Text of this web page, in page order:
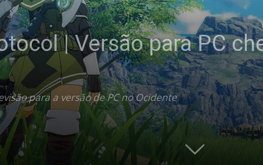
| Versão para PC
para a versão de PC no Ocidente